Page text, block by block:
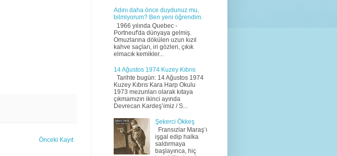
Önceki Kayıt
Adını daha önce duydunuz mu,
bilmiyorum? Ben yeni öğrendim.
1966 yılında Quebec -
Portneuf'da dünyaya gelmiş.
Omuzlarına dökülen uzun kızıl
kahve saçları, iri gözleri, çıkık
elmacık kemikler...
14 Ağustos 1974 Kuzey Kıbrıs
Tarihte bugün: 14 Ağustos 1974
Kuzey Kıbrıs Kara Harp Okulu
1973 mezunları olarak kıtaya
çıkmamızın ikinci ayında
Devrecan Kardeş’imiz / S...
Şekerci Ökkeş
Fransızlar Maraş’ı
işgal edip halka
saldırmaya
başlayınca, hiç